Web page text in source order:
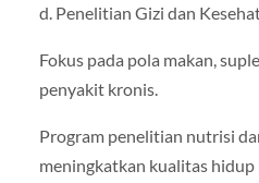
d. Penelitian Gizi dan
Fokus pada pola makan,
penyakit kronis.
Program penelitian nutrisi
meningkatkan kualitas hidup